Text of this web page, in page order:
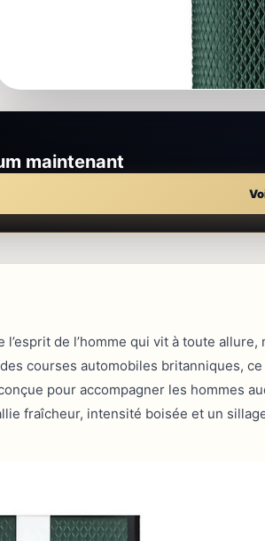
maintenant
l’esprit de l’homme qui vit à toute
courses automobiles britanniques,
pour accompagner les hommes
fraîcheur, intensité boisée et un